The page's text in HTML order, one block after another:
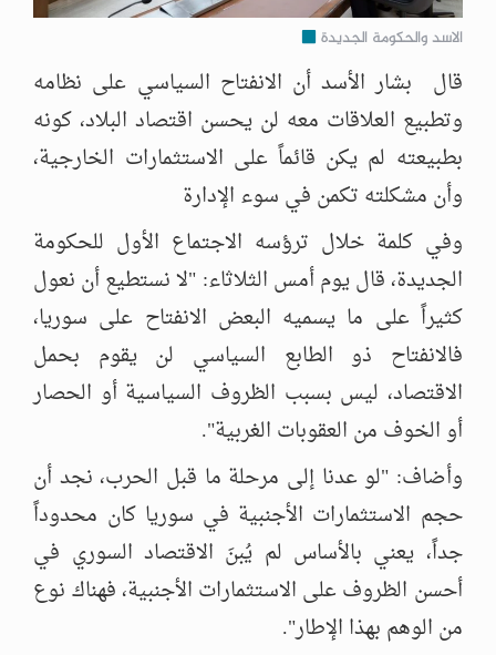
الاسد والحكومة الجديدة
قال بشار الأسد أن الانفتاح السياسي على نظامه
وتطبيع العلاقات معه لن يحسن اقتصاد البلاد، كونه
بطبيعته لم يكن قائماً على الاستثمارات الخارجية،
وأن مشكلته تكمن في سوء الإدارة
وفي كلمة خلال ترؤسه الاجتماع الأول للحكومة
الجديدة، قال يوم أمس الثلاثاء: "لا نستطيع أن نعول
كثيراً على ما يسميه البعض الانفتاح على سوريا،
فالانفتاح ذو الطابع السياسي لن يقوم بحمل
الاقتصاد، ليس بسبب الظروف السياسية أو الحصار
أو الخوف من العقوبات الغربية".
وأضاف: "لو عدنا إلى مرحلة ما قبل الحرب، نجد أن
حجم الاستثمارات الأجنبية في سوريا كان محدوداً
جداً، يعني بالأساس لم يُبنَ الاقتصاد السوري في
أحسن الظروف على الاستثمارات الأجنبية، فهناك نوع
من الوهم بهذا الإطار".